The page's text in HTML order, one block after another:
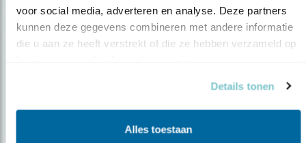
voor social media, adverteren en analyse. Deze partners
kunnen deze gegevens combineren met andere informatie
die u aan ze heeft verstrekt of die ze hebben verzameld op
Details tonen
Alles toestaan
Meld je aan en ontvang nieuws, inspiratie, acties en tips
over vogels en activiteiten van Vogelbescherming.